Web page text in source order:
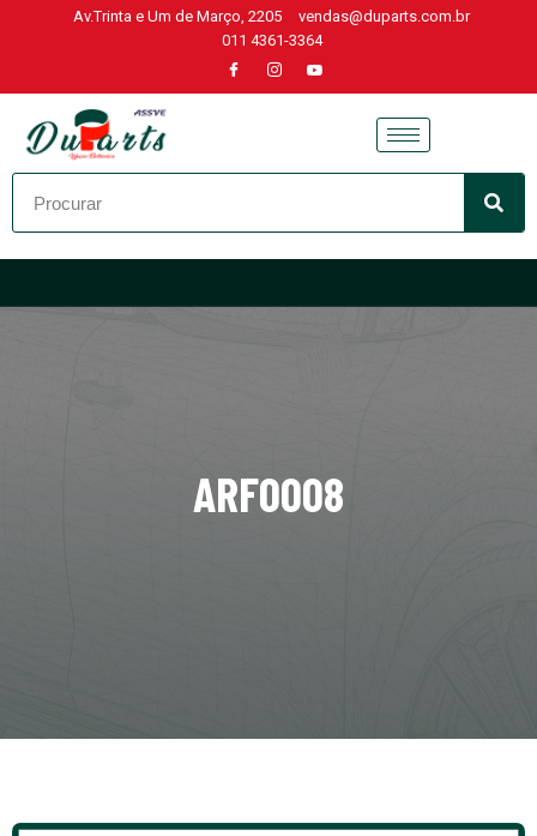
to
content
Av.Trinta e Um de Março, 2205
vendas@duparts.com.br
011 4361-3364
ARF0008